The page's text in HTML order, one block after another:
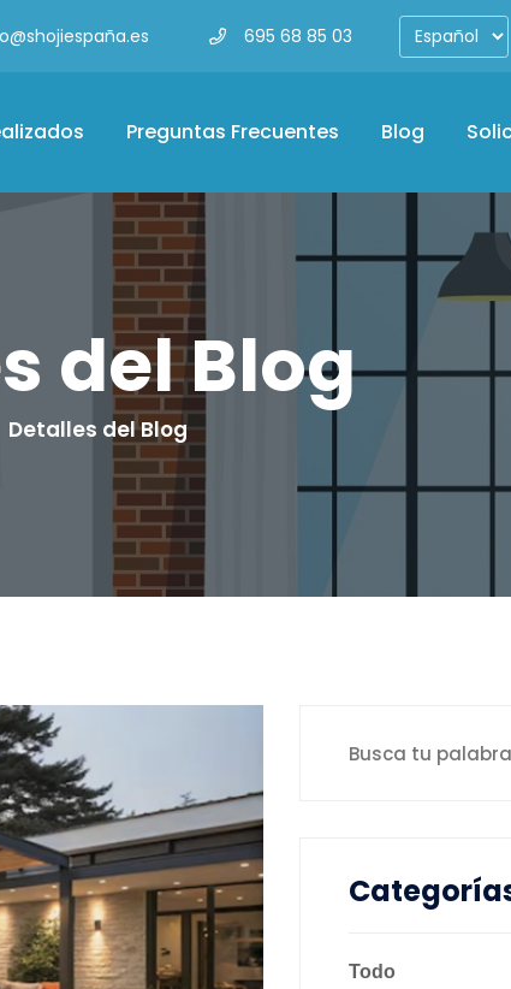
695 68 85 03
Preguntas Frecuentes Blog
del Blog
Detalles del Blog
Todo